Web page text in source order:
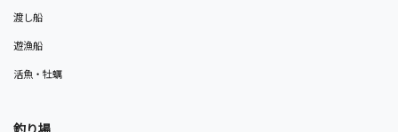
渡し船
遊漁船
活魚・牡蠣